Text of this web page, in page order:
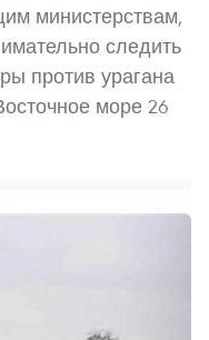
министерствам,
следить
против урагана
море 26